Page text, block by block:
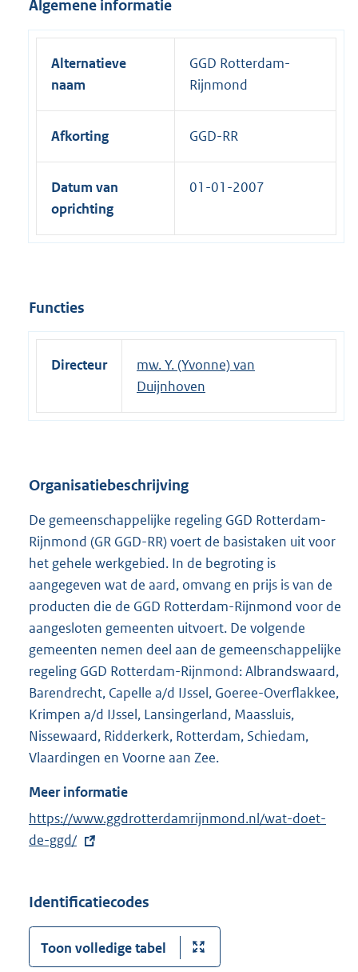
e
r
i
k
Algemene informatie
Alternatieve
naam
GGD Rotterdam-
Rijnmond
Afkorting GGD-RR
Datum van
oprichting
01-01-2007
Functies
Directeur
mw. Y. (Yvonne) van
Duijnhoven
Organisatiebeschrijving
De gemeenschappelijke regeling GGD Rotterdam-
Rijnmond (GR GGD-RR) voert de basistaken uit voor
het gehele werkgebied. In de begroting is
aangegeven wat de aard, omvang en prijs is van de
producten die de GGD Rotterdam-Rijnmond voor de
aangesloten gemeenten uitvoert. De volgende
gemeenten nemen deel aan de gemeenschappelijke
regeling GGD Rotterdam-Rijnmond: Albrandswaard,
Barendrecht, Capelle a/d IJssel, Goeree-Overflakkee,
Krimpen a/d IJssel, Lansingerland, Maassluis,
Nissewaard, Ridderkerk, Rotterdam, Schiedam,
Vlaardingen en Voorne aan Zee.
Meer informatie
E
x
r
n
https://www.ggdrotterdamrijnmond.nl/wat-doet-
de-ggd/
Identificatiecodes
Toon volledige tabel